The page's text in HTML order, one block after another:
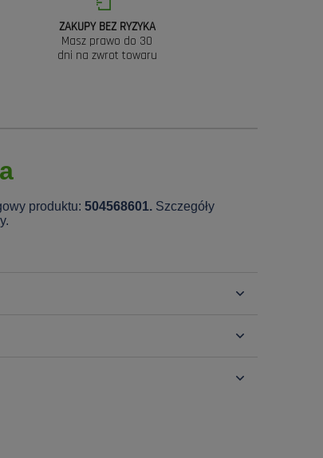
ZAKUPY BEZ RYZYKA
Masz prawo do 30
dni na zwrot towaru
produktu: 504568601. Szczegóły